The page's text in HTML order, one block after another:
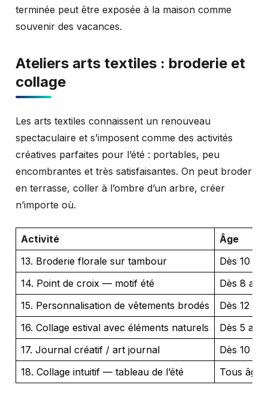
terminée peut être exposée à la maison comme
souvenir des vacances.
Ateliers arts textiles : broderie et
collage
Les arts textiles connaissent un renouveau
spectaculaire et s’imposent comme des activités
créatives parfaites pour l’été : portables, peu
encombrantes et très satisfaisantes. On peut broder
en terrasse, coller à l’ombre d’un arbre, créer
n’importe où.
Activité
Âge
13. Broderie florale sur tambour
Dès 10
14. Point de croix — motif été
Dès 8 ans
15. Personnalisation de vêtements brodés
Dès 12 ans
16. Collage estival avec éléments naturels
Dès 5 ans
17. Journal créatif / art journal
Dès 10
18. Collage intuitif — tableau de l’été
Tous âges